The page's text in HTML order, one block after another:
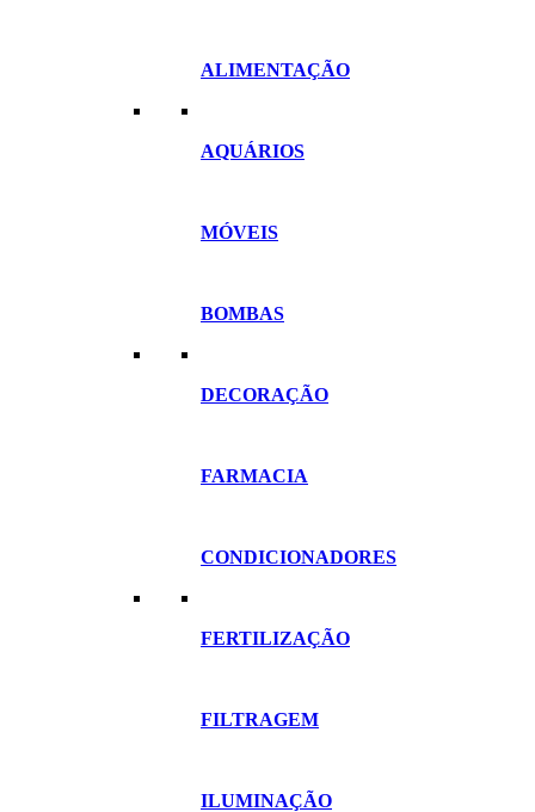
ALIMENTAÇÃO
AQUÁRIOS
MÓVEIS
BOMBAS
DECORAÇÃO
FARMACIA
CONDICIONADORES
FERTILIZAÇÃO
FILTRAGEM
ILUMINAÇÃO